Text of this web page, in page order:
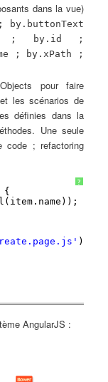
dans la vue)
by.buttonText
; by.id ;
; by.xPath ;
pour faire
les scénarios de
définies dans la
Une seule
code ; refactoring
?
{
);
AngularJS :